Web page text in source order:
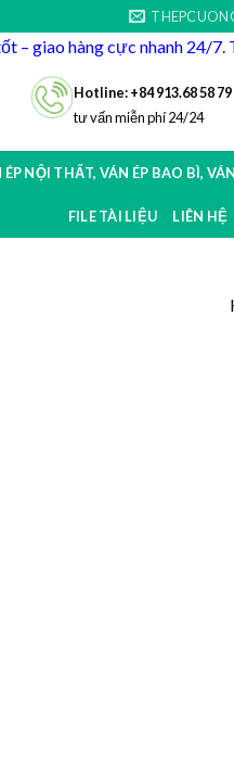
– giao hàng cực nhanh 24/
Hotline: +84 913.68 58 79
tư vấn miễn phí 24/24
ÉP NỘI THẤT, VÁN ÉP BAO BÌ,
FILE TÀI LIỆU LIÊN HỆ